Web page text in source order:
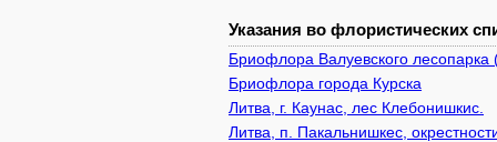
Указания во флористических
Бриофлора Валуевского
Бриофлора города Курска
Литва, г. Каунас, лес Клебонишкис.
Литва, п. Пакальнишкес,